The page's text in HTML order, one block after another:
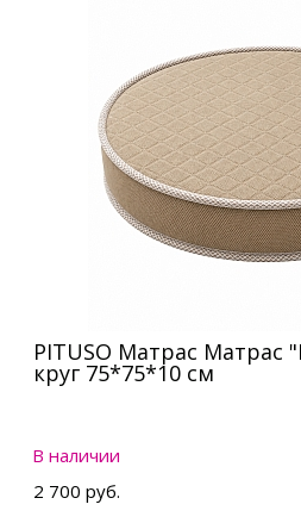
PITUSO Матрас Матрас
круг 75*75*10 см
В наличии
2 700 руб.